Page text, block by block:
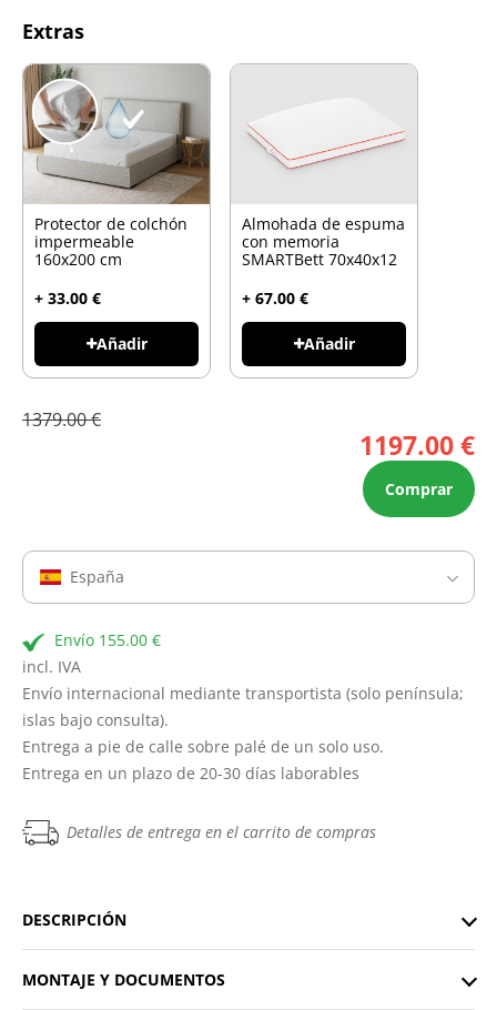
1379.00 €
1197.00 €
Comprar
Extras
Protector de colchón
impermeable
160x200 cm
+ 33.00 €
Añadir
Almohada de espuma
con memoria
SMARTBett 70x40x12
+ 67.00 €
Añadir
España
Envío 155.00 €
incl. IVA
Envío internacional mediante transportista (solo península;
islas bajo consulta).
Entrega a pie de calle sobre palé de un solo uso.
Entrega en un plazo de 20-30 días laborables
Detalles de entrega en el carrito de compras
DESCRIPCIÓN
MONTAJE Y DOCUMENTOS